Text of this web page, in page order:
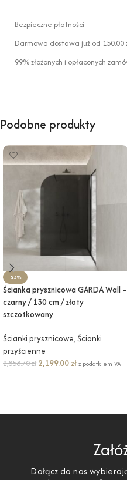
Bezpieczne płatności
Darmowa dostawa już od 150,00
99% złożonych i opłaconych
Podobne produkty
-23%
Ścianka prysznicowa GARDA Wall –
czarny / 130 cm / złoty
szczotkowany
Ścianki prysznicowe, Ścianki
przyścienne
2,858.70zł 2,199.00 złz podatkiem VAT
Dołącz do nas